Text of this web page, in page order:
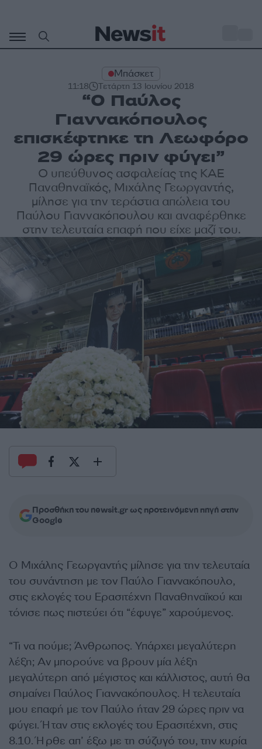
περιεχόμενο
Μπάσκετ
11:18 Τετάρτη 13 Ιουνίου 2018
“Ο Παύλος
Γιαννακόπουλος
επισκέφτηκε τη Λεωφόρο
29 ώρες πριν φύγει”
Ο υπεύθυνος ασφαλείας της ΚΑΕ
Παναθηναϊκός, Μιχάλης Γεωργαντής,
μίλησε για την τεράστια απώλεια του
Παύλου Γιαννακόπουλου και αναφέρθηκε
στην τελευταία επαφή που είχε μαζί του.
Προσθήκη του newsit.gr ως προτεινόμενη πηγή στην
Google
Ο Μιχάλης Γεωργαντής μίλησε για την τελευταία
του συνάντηση με τον Παύλο Γιαννακόπουλο,
στις εκλογές του Ερασιτέχνη Παναθηναϊκού και
τόνισε πως πιστεύει ότι “έφυγε” χαρούμενος.
“Τι να πούμε; Άνθρωπος. Υπάρχει μεγαλύτερη
λέξη; Αν μπορούνε να βρουν μία λέξη
μεγαλύτερη από μέγιστος και κάλλιστος, αυτή θα
σημαίνει Παύλος Γιαννακόπουλος. Η τελευταία
μου επαφή με τον Παύλο ήταν 29 ώρες πριν να
φύγει. Ήταν στις εκλογές του Ερασιτέχνη, στις
8.10. Ήρθε απ’ έξω με τη σύζυγό του, την κυρία